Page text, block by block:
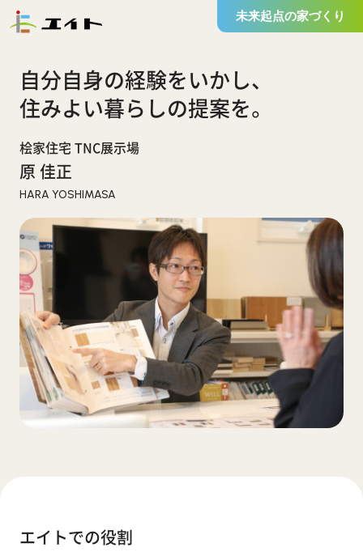
未来起点の家づくり
自分自身の経験をいかし、
住みよい暮らしの提案を。
桧家住宅 TNC展示場
原 佳正
HARA YOSHIMASA
エイトでの役割